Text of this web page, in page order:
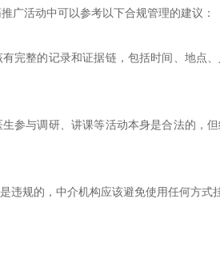
广活动中可以参考以下合规管理的建议：
完整的记录和证据链，包括时间、地点
参与调研、讲课等活动本身是合法的，
违规的，中介机构应该避免使用任何方式